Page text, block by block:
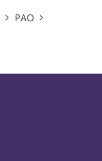
PAO